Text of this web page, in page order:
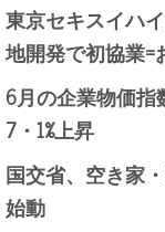
東京セキスイハ
地開発で初協業
6月の企業物価指
7・1%上昇
国交省、空き家
始動